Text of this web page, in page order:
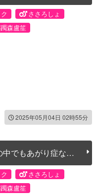
ささろしょ
森盧笙
2025年05月04日 02時55分
でもあがり症な件
ささろしょ
森盧笙